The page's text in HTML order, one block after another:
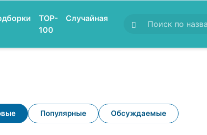
TOP-
100
Случайная
Популярные Обсуждаемые